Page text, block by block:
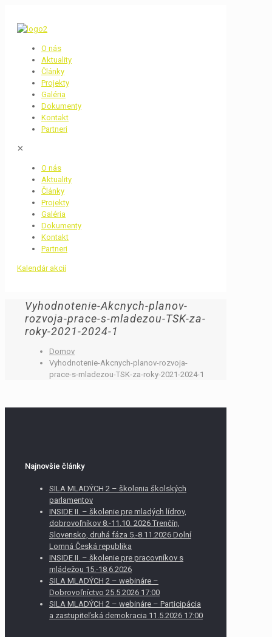
O nás
Aktuality
Články
Projekty
Galéria
Dokumenty
Kontakt
Partneri
✕
O nás
Aktuality
Články
Projekty
Galéria
Dokumenty
Kontakt
Partneri
Kalendár akcií
Vyhodnotenie-Akcnych-planov-
rozvoja-prace-s-mladezou-TSK-za-
roky-2021-2024-1
Domov
Vyhodnotenie-Akcnych-planov-rozvoja-
prace-s-mladezou-TSK-za-roky-2021-2024-1
Najnovšie články
SILA MLADÝCH 2 – školenia školských
parlamentov
INSIDE II. – školenie pre mladých lídrov,
dobrovoľníkov 8.-11.10. 2026 Trenčín,
Slovensko, druhá fáza 5.-8.11.2026 Dolní
Lomná Česká republika
INSIDE II. – školenie pre pracovníkov s
mládežou 15.-18.6.2026
SILA MLADÝCH 2 – webináre –
Dobrovoľníctvo 25.5.2026 17:00
SILA MLADÝCH 2 – webináre – Participácia
a zastupiteľská demokracia 11.5.2026 17:00